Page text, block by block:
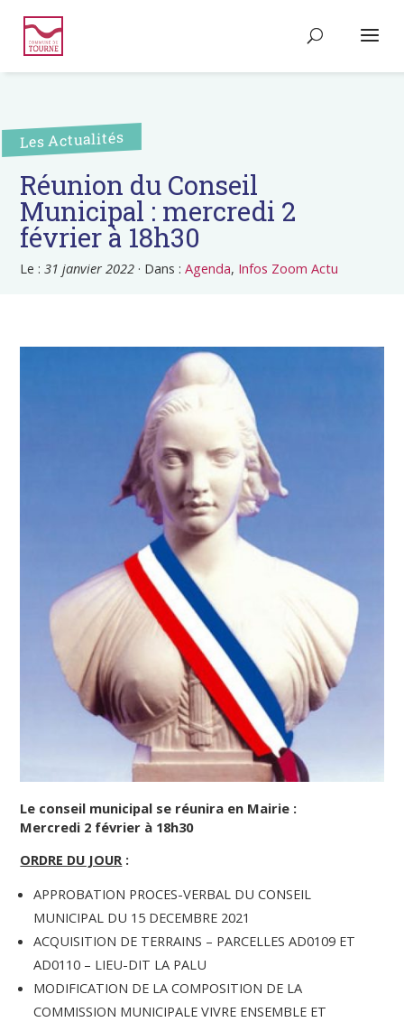
Les Actualités
Réunion du Conseil
Municipal : mercredi 2
février à 18h30
Le :31 janvier 2022 · Dans :Agenda, Infos Zoom Actu
Le conseil municipal se réunira en Mairie :
Mercredi 2 février à 18h30
ORDRE DU JOUR :
APPROBATION PROCES-VERBAL DU CONSEIL
MUNICIPAL DU 15 DECEMBRE 2021
ACQUISITION DE TERRAINS – PARCELLES AD0109 ET
AD0110 – LIEU-DIT LA PALU
MODIFICATION DE LA COMPOSITION DE LA
COMMISSION MUNICIPALE VIVRE ENSEMBLE ET